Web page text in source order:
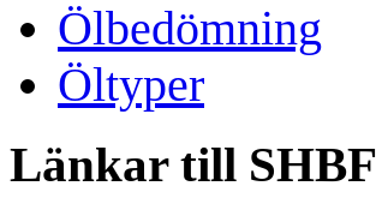
Ölbedömning
Öltyper
Länkar till SHBF